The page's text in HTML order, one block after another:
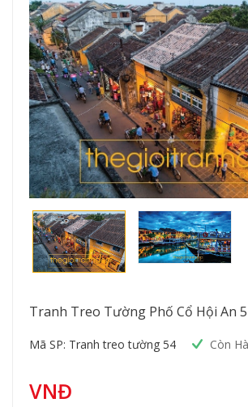
Tranh Treo Tường Phố Cổ Hội An 5
Mã SP: Tranh treo tường 54 Còn
VNĐ